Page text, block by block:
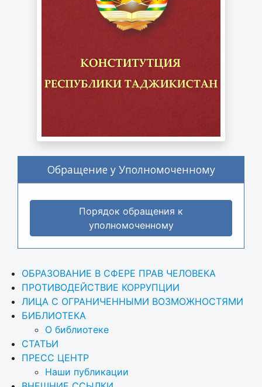
Обращение у Уполномоченному
Порядок обращения к
уполномоченному
ОБРАЗОВАНИЕ В СФЕРЕ ПРАВ ЧЕЛОВЕКА
ПРОТИВОДЕЙСТВИЕ КОРРУПЦИИ
ЛИЦА С ОГРАНИЧЕННЫМИ ВОЗМОЖНОСТЯМИ
БИБЛИОТЕКА
О библиотеке
СТАТЬИ
ПРЕСС ЦЕНТР
Наши публикации